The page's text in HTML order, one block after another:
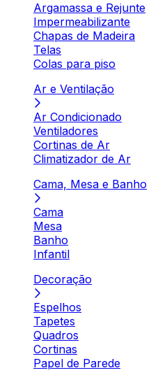
Argamassa e Rejunte
Impermeabilizante
Chapas de Madeira
Telas
Colas para piso
Ar e Ventilação
Ar Condicionado
Ventiladores
Cortinas de Ar
Climatizador de Ar
Cama, Mesa e Banho
Cama
Mesa
Banho
Infantil
Decoração
Espelhos
Tapetes
Quadros
Cortinas
Papel de Parede